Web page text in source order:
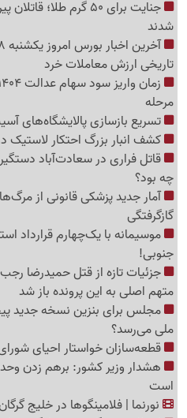
شدند
تاریخی ارزش معاملات خرد
مرحله
تسریع بازسازی پالایشگاه‌های
کشف انبار بزرگ احتکار لاستیک
قاتل فراری در سعادت‌آباد
چه بود؟
آمار جدید پزشکی قانونی از
گازگرفتگی
موسیمانه با یک‌چهارم قرارداد
جنوبی!
جزئیات تازه از قتل حمیدرضا
متهم اصلی به این پرونده باز شد
مجلس برای بنزین نسخه جدید
ملی می‌رسد؟
قطعه‌سازان خواستار احیای
هشدار وزیر کشور: برهم زدن
است
نورنما | فلامینگوها در خلیج